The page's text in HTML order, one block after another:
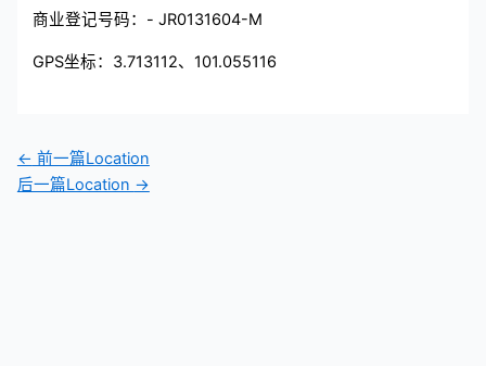
商业登记号码：- JR0131604-M
GPS坐标：3.713112、101.055116
← 前一篇Location
后一篇Location →